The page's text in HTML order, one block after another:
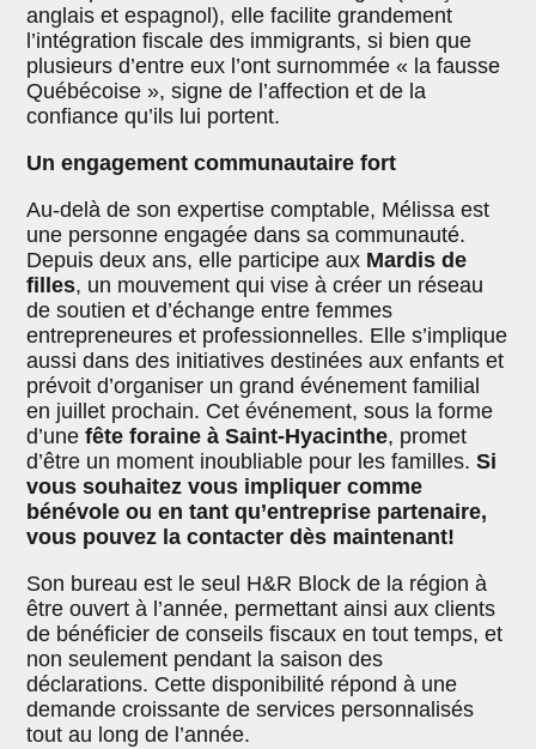
anglais et espagnol), elle facilite grandement
l’intégration fiscale des immigrants, si bien que
plusieurs d’entre eux l’ont surnommée « la fausse
Québécoise », signe de l’affection et de la
confiance qu’ils lui portent.
Un engagement communautaire fort
Au-delà de son expertise comptable, Mélissa est
une personne engagée dans sa communauté.
Depuis deux ans, elle participe aux Mardis de
filles, un mouvement qui vise à créer un réseau
de soutien et d’échange entre femmes
entrepreneures et professionnelles. Elle s’implique
aussi dans des initiatives destinées aux enfants et
prévoit d’organiser un grand événement familial
en juillet prochain. Cet événement, sous la forme
d’unefête foraine à Saint-Hyacinthe, promet
d’être un moment inoubliable pour les familles.Si
vous souhaitez vous impliquer comme
bénévole ou en tant qu’entreprise partenaire,
vous pouvez la contacter dès maintenant!
Son bureau est le seul H&R Block de la région à
être ouvert à l’année, permettant ainsi aux clients
de bénéficier de conseils fiscaux en tout temps, et
non seulement pendant la saison des
déclarations. Cette disponibilité répond à une
demande croissante de services personnalisés
tout au long de l’année.